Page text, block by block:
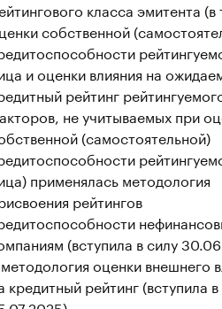
класса эмитента (в
собственной
и оценки влияния на
рейтинг
не учитываемых при
(самостоятельной)
применялась методология
рейтингов
(вступила в силу
оценки внешнего
кредитный рейтинг (вступила